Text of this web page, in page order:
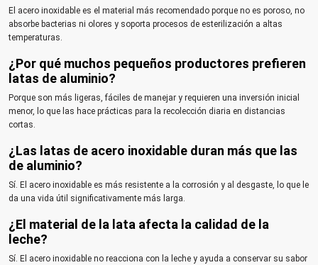
El acero inoxidable es el material más recomendado porque no es poroso, no
absorbe bacterias ni olores y soporta procesos de esterilización a altas
temperaturas.
¿Por qué muchos pequeños productores prefieren
latas de aluminio?
Porque son más ligeras, fáciles de manejar y requieren una inversión inicial
menor, lo que las hace prácticas para la recolección diaria en distancias
cortas.
¿Las latas de acero inoxidable duran más que las
de aluminio?
Sí. El acero inoxidable es más resistente a la corrosión y al desgaste, lo que le
da una vida útil significativamente más larga.
¿El material de la lata afecta la calidad de la
leche?
Sí. El acero inoxidable no reacciona con la leche y ayuda a conservar su sabor